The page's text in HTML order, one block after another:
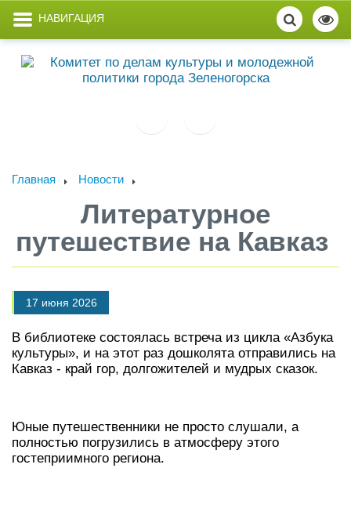
НАВИГАЦИЯ
Главная Новости
Литературное
путешествие на Кавказ
17 июня 2026
В библиотеке состоялась встреча из цикла «Азбука
культуры», и на этот раз дошколята отправились на
Кавказ - край гор, долгожителей и мудрых сказок.
Юные путешественники не просто слушали, а
полностью погрузились в атмосферу этого
гостеприимного региона.